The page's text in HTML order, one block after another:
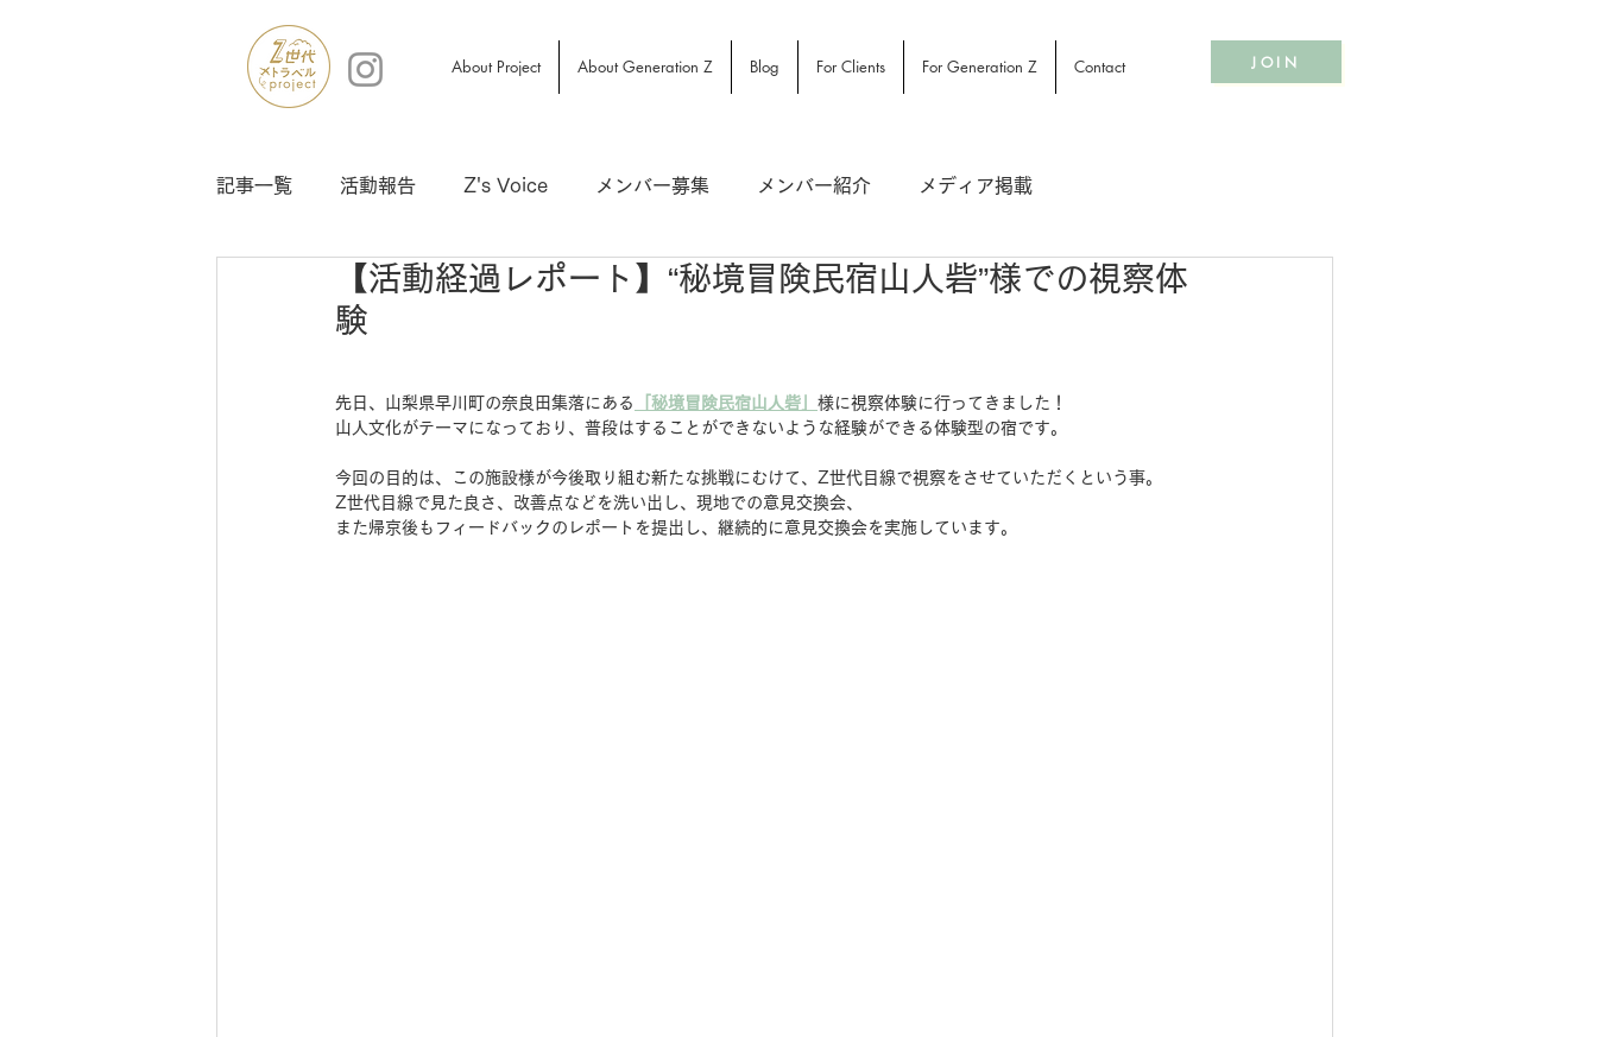
About Project About Generation Z Blog For Clients For Generation Z Contact JOIN
記事一覧 活動報告 Z's Voice メンバー募集 メンバー紹介 メディア掲載
【活動経過レポート】“秘境冒険民宿山人砦”様での視察体
験
先日、山梨県早川町の奈良田集落にある 「秘境冒険民宿山人砦」 様に視察体験に行ってきました！
山人文化がテーマになっており、普段はすることができないような経験ができる体験型の宿です。
今回の目的は、この施設様が今後取り組む新たな挑戦にむけて、Z世代目線で視察をさせていただくという事。
Z世代目線で見た良さ、改善点などを洗い出し、現地での意見交換会、
また帰京後もフィードバックのレポートを提出し、継続的に意見交換会を実施しています。